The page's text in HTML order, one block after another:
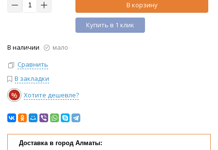
В корзину
Купить в 1 клик
В наличии
мало
Сравнить
В закладки
% Хотите дешевле?
Доставка в город Алматы: